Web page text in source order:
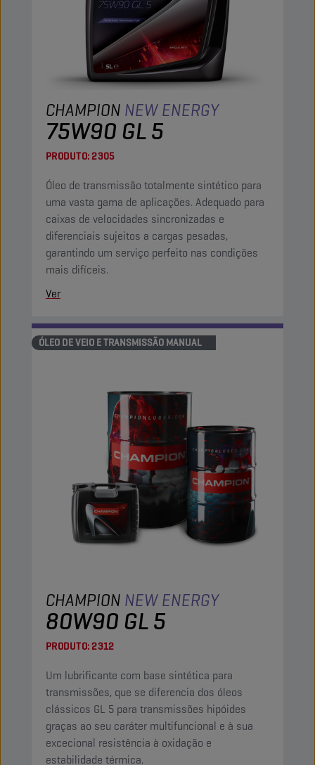
CHAMPION NEW ENERGY
75W90 GL 5
PRODUTO:2305
Óleo de transmissão totalmente sintético para
uma vasta gama de aplicações. Adequado para
caixas de velocidades sincronizadas e
diferenciais sujeitos a cargas pesadas,
garantindo um serviço perfeito nas condições
mais difíceis.
Ver
ÓLEO DE VEIO E TRANSMISSÃO MANUAL
CHAMPION NEW ENERGY
80W90 GL 5
PRODUTO:2312
Um lubrificante com base sintética para
transmissões, que se diferencia dos óleos
clássicos GL 5 para transmissões hipóides
graças ao seu caráter multifuncional e à sua
excecional resistência à oxidação e
estabilidade térmica.